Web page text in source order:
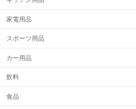
家電用品
スポーツ用品
カー用品
飲料
食品